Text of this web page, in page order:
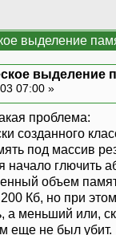
выделение
выделение
07:00 »
проблема:
созданного
под массив
начало глючить
объем
Кб, но при
а меньший или,
еще не был убит.